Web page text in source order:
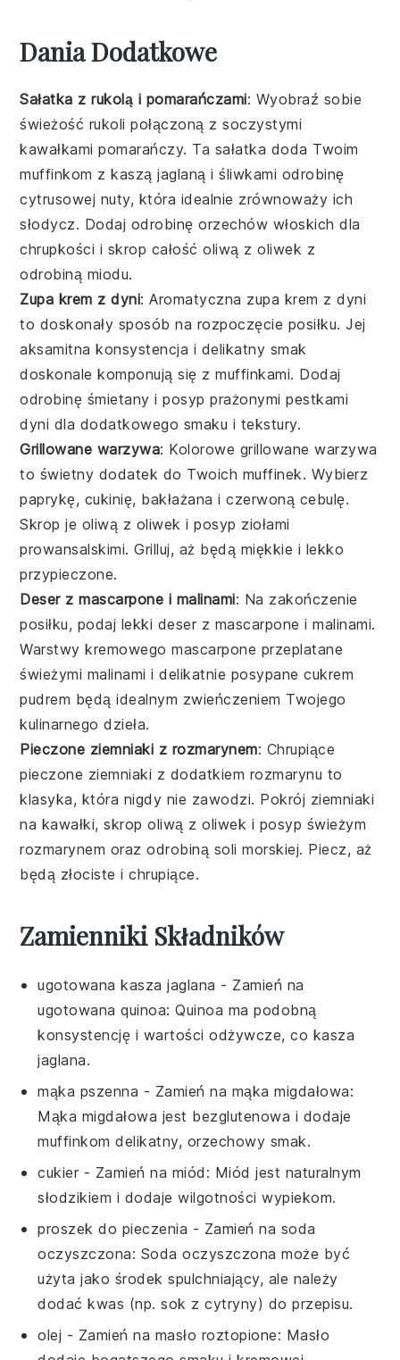
Dania Dodatkowe
Sałatka z rukolą i pomarańczami: Wyobraź sobie
świeżość rukoli połączoną z soczystymi
kawałkamipomarańczy. Ta sałatka doda Twoim
muffinkom z kaszą jaglaną i śliwkami odrobinę
cytrusowej nuty, która idealnie zrównoważy ich
słodycz. Dodaj odrobinęorzechów włoskich dla
chrupkości i skrop całośćoliwą z oliwek z
odrobiną miodu.
Zupa krem z dyni: Aromatyczna zupa krem z dyni
to doskonały sposób na rozpoczęcie posiłku. Jej
aksamitna konsystencja i delikatny smak
doskonale komponują się z muffinkami. Dodaj
odrobinę śmietany i posypprażonymi pestkami
dyni dla dodatkowego smaku i tekstury.
Grillowane warzywa: Kolorowe grillowane warzywa
to świetny dodatek do Twoich muffinek. Wybierz
paprykę, cukinię, bakłażana iczerwoną cebulę.
Skrop je oliwą z oliwek i posyp ziołami
prowansalskimi. Grilluj, aż będą miękkie i lekko
przypieczone.
Deser z mascarpone i malinami: Na zakończenie
posiłku, podaj lekki deser z mascarpone imalinami.
Warstwy kremowego mascarpone przeplatane
świeżymi malinami i delikatnie posypanecukrem
pudrem będą idealnym zwieńczeniem Twojego
kulinarnego dzieła.
Pieczone ziemniaki z rozmarynem: Chrupiące
pieczone ziemniaki z dodatkiem rozmarynu to
klasyka, która nigdy nie zawodzi. Pokrój ziemniaki
na kawałki, skropoliwą z oliwek i posyp świeżym
rozmarynem oraz odrobiną soli morskiej. Piecz, aż
będą złociste i chrupiące.
Zamienniki Składników
ugotowana kasza jaglana - Zamień na
ugotowana quinoa: Quinoa ma podobną
konsystencję i wartości odżywcze, co kasza
jaglana.
mąka pszenna - Zamień na mąka migdałowa:
Mąka migdałowa jest bezglutenowa i dodaje
muffinkom delikatny, orzechowy smak.
cukier - Zamień na miód : Miód jest naturalnym
słodzikiem i dodaje wilgotności wypiekom.
proszek do pieczenia - Zamień na soda
oczyszczona: Soda oczyszczona może być
użyta jako środek spulchniający, ale należy
dodać kwas (np. sok z cytryny) do przepisu.
olej - Zamień na masło roztopione: Masło